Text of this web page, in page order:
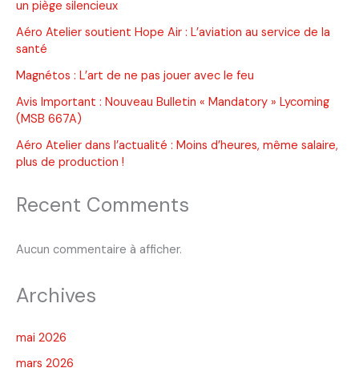
un piège silencieux
Aéro Atelier soutient Hope Air : L’aviation au service de la
santé
Magnétos : L’art de ne pas jouer avec le feu
Avis Important : Nouveau Bulletin « Mandatory » Lycoming
(MSB 667A)
Aéro Atelier dans l’actualité : Moins d’heures, même salaire,
plus de production !
Recent Comments
Aucun commentaire à afficher.
Archives
mai 2026
mars 2026